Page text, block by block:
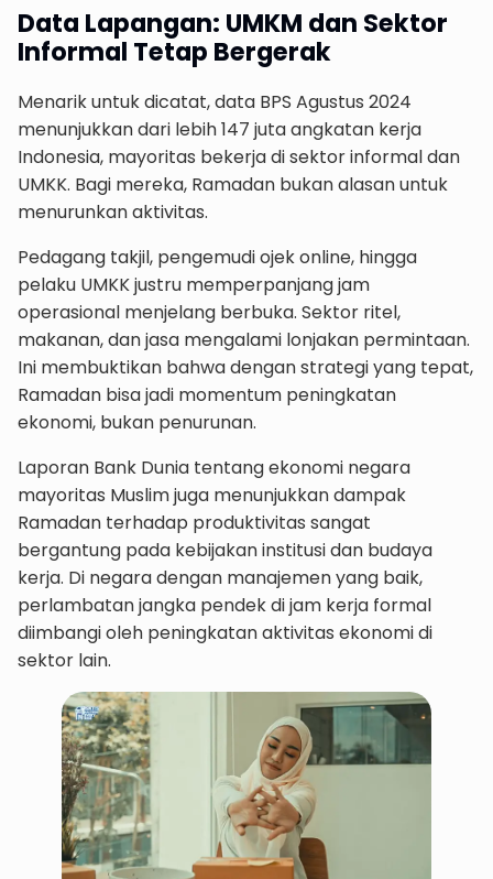
Data Lapangan: UMKM dan Sektor
Informal Tetap Bergerak
Menarik untuk dicatat, data BPS Agustus 2024
menunjukkan dari lebih 147 juta angkatan kerja
Indonesia, mayoritas bekerja di sektor informal dan
UMKK. Bagi mereka, Ramadan bukan alasan untuk
menurunkan aktivitas.
Pedagang takjil, pengemudi ojek online, hingga
pelaku UMKK justru memperpanjang jam
operasional menjelang berbuka. Sektor ritel,
makanan, dan jasa mengalami lonjakan permintaan.
Ini membuktikan bahwa dengan strategi yang tepat,
Ramadan bisa jadi momentum peningkatan
ekonomi, bukan penurunan.
Laporan Bank Dunia tentang ekonomi negara
mayoritas Muslim juga menunjukkan dampak
Ramadan terhadap produktivitas sangat
bergantung pada kebijakan institusi dan budaya
kerja. Di negara dengan manajemen yang baik,
perlambatan jangka pendek di jam kerja formal
diimbangi oleh peningkatan aktivitas ekonomi di
sektor lain.